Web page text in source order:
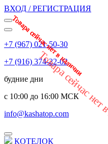
ВХОД / РЕГИСТРАЦИЯ
+7 (967) 021-50-30
+7 (916) 374-22-02
будние дни
с 10:00 до 16:00 МСК
info@kashatop.com
КОТЕЛОК
Товара сейчас
Товара сейчас нет в наличии
Товара сейчас нет в наличии
Товара сейчас нет в наличии
Товара сейчас нет в наличии
Товара сейчас нет в наличии